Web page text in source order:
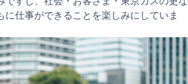
に仕事ができることを楽しみにしていま